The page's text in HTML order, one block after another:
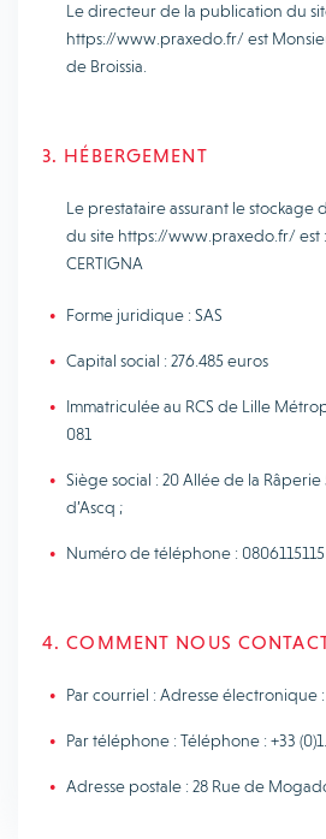
Le directeur de la publication du
https://www.praxedo.fr/ est
de Broissia.
3. HÉBERGEMENT
Le prestataire assurant le
du site https://www.praxedo.fr/ est :
CERTIGNA
Forme juridique : SAS
Capital social : 276.485 euros
Immatriculée au RCS de Lille
081
Siège social : 20 Allée de la
d’Ascq ;
Numéro de téléphone : 0806115115
4. COMMENT NOUS
Par courriel : Adresse électronique
Par téléphone : Téléphone : +33
Adresse postale : 28 Rue de